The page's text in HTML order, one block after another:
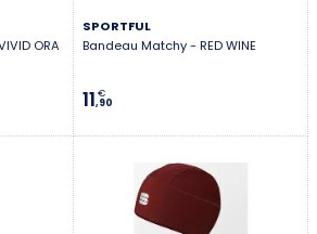
ORA
SPORTFUL
Bandeau Matchy - RED WINE
11,90
€